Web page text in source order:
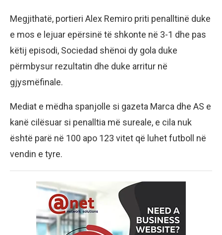
Megjithatë, portieri Alex Remiro priti penalltinë duke
e mos e lejuar epërsinë të shkonte në 3-1 dhe pas
këtij episodi, Sociedad shënoi dy gola duke
përmbysur rezultatin dhe duke arritur në
gjysmëfinale.
Mediat e mëdha spanjolle si gazeta Marca dhe AS e
kanë cilësuar si penalltia më sureale, e cila nuk
është parë në 100 apo 123 vitet që luhet futboll në
vendin e tyre.